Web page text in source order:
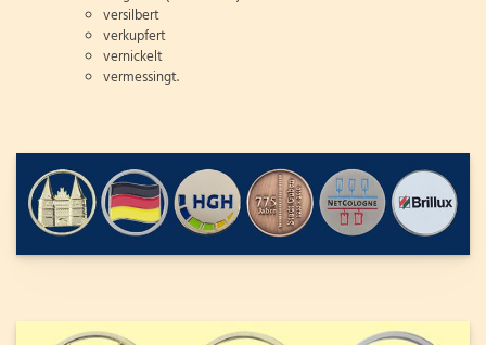
versilbert
verkupfert
vernickelt
vermessingt.